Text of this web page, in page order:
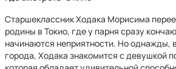
Старшеклассник Ходака Морисима
родины в Токио, где у парня сразу
начинаются неприятности. Но однажды,
города, Ходака знакомится с девушкой